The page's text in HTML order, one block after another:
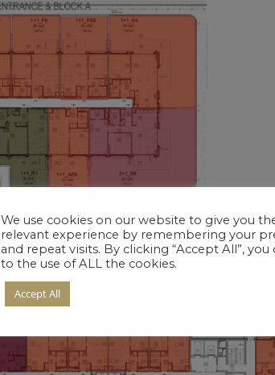
We use cookies on our website to give you
relevant experience by remembering your
and repeat visits. By clicking “Accept All”, you
to the use of ALL the cookies.
Accept All